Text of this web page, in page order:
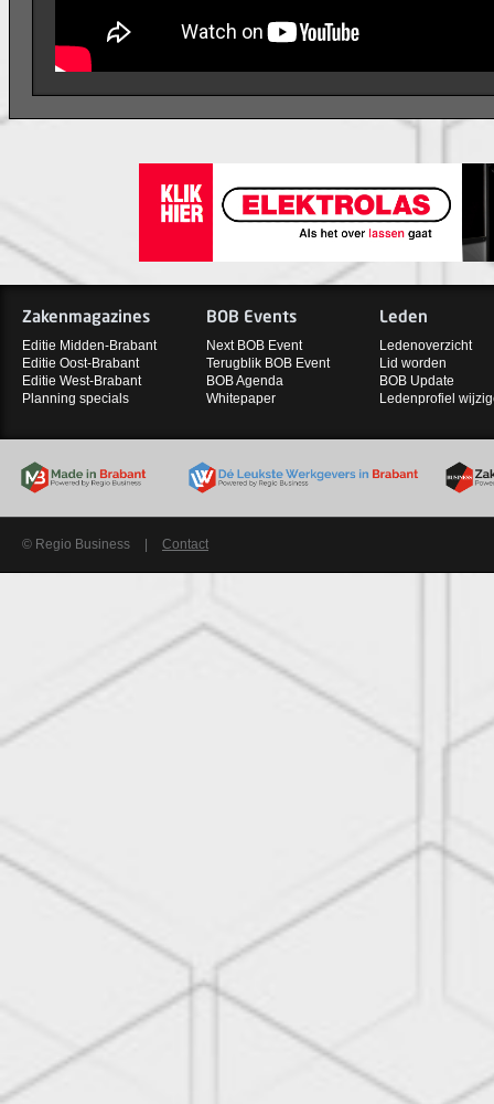
Zakenmagazines
Editie Midden-Brabant
Editie Oost-Brabant
Editie West-Brabant
Planning specials
BOB Events
Next BOB Event
Terugblik BOB Event
BOB Agenda
Whitepaper
Leden
Ledenoverzicht
Lid worden
BOB Update
Ledenprofiel
© Regio Business Contact